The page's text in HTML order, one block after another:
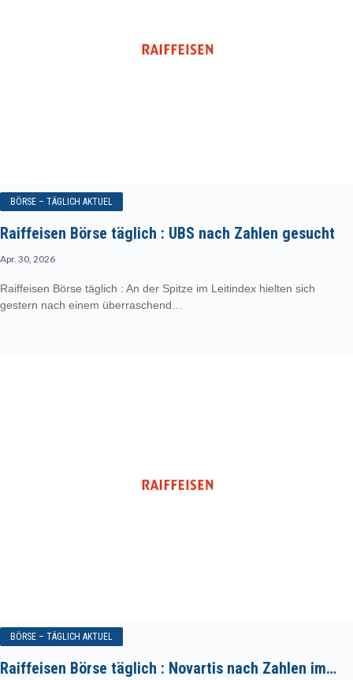
BÖRSE – TÄGLICH AKTUEL
Raiffeisen Börse täglich : UBS nach Zahlen gesucht
Apr. 30, 2026
Raiffeisen Börse täglich : An der Spitze im Leitindex hielten sich
gestern nach einem überraschend…
BÖRSE – TÄGLICH AKTUEL
Raiffeisen Börse täglich : Novartis nach Zahlen im…